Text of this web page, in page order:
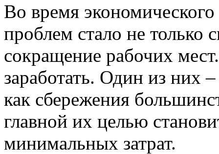
Во время
проблем стало не только
сокращение рабочих
заработать. Один из них
как сбережения
главной их целью
минимальных затрат.